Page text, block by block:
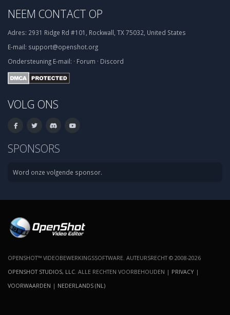
NEEM CONTACT OP
Adres: 2931 Ridge Rd #101, Rockwall, TX 75032, United States
E-mail: support@openshot.org
Ondersteuning E-mail: · Forum · Discord
VOLG ONS
SPONSORS
Word onze volgende sponsor.
OPENSHOT™ VIDEOBEWERKINGSSOFTWARE. AUTEURSRECHT © 2008-2026
OPENSHOT STUDIOS, LLC . ALLE RECHTEN VOORBEHOUDEN | PRIVACY |
VOORWAARDEN | NEDERLANDS (NL)